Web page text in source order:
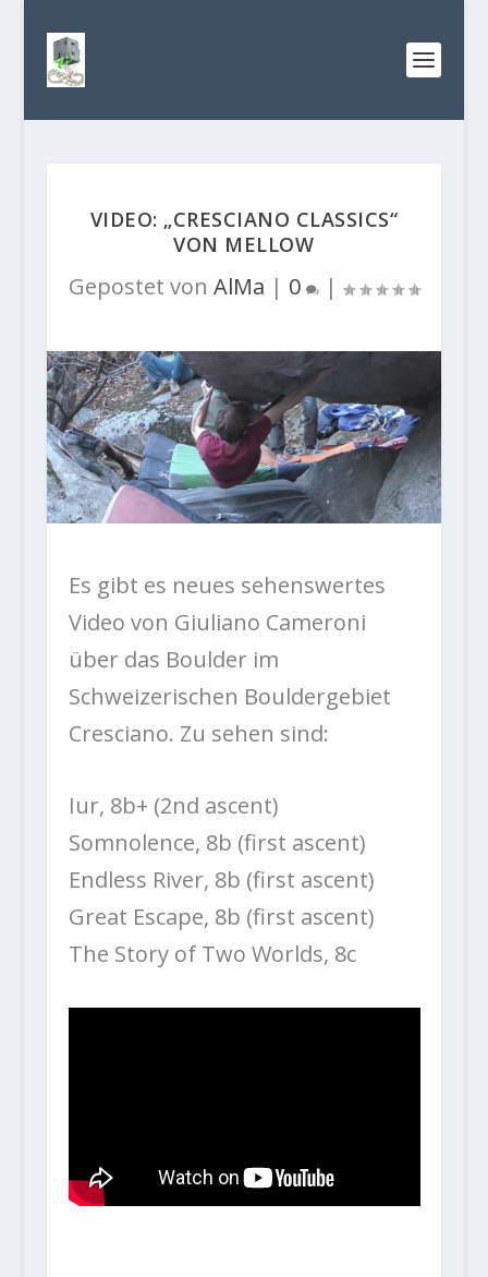
VIDEO: „CRESCIANO CLASSICS“
VON MELLOW
Gepostet von AlMa | 0 |
Es gibt es neues sehenswertes
Video von Giuliano Cameroni
über das Boulder im
Schweizerischen Bouldergebiet
Cresciano. Zu sehen sind:
Iur, 8b+ (2nd ascent)
Somnolence, 8b (first ascent)
Endless River, 8b (first ascent)
Great Escape, 8b (first ascent)
The Story of Two Worlds, 8c